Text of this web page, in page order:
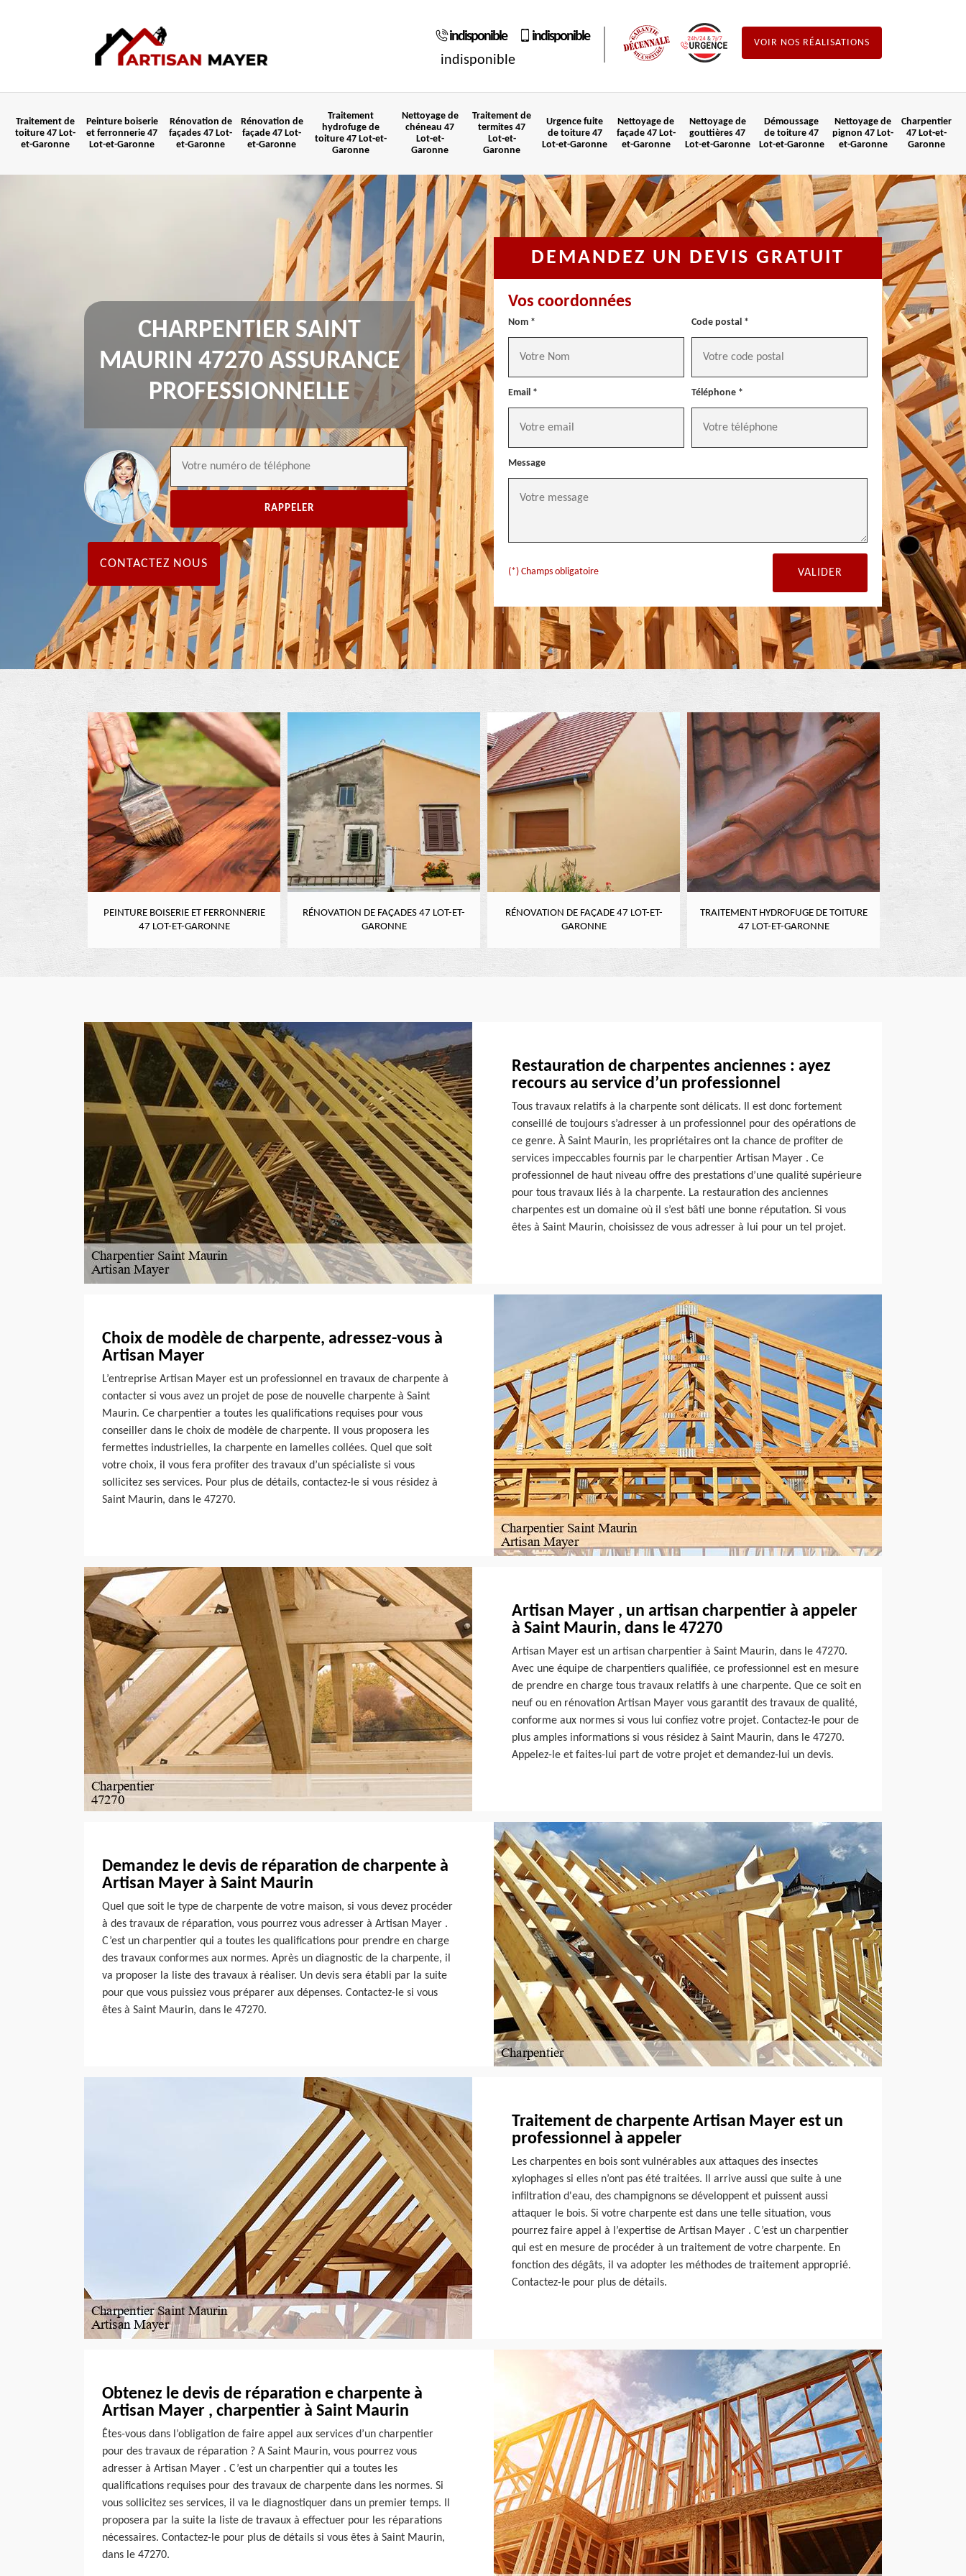
indisponible
indisponible
indisponible
VOIR NOS RÉALISATIONS
Traitement de
toiture 47 Lot-
et-Garonne
Peinture boiserie
et ferronnerie 47
Lot-et-Garonne
Rénovation de
façades 47 Lot-
et-Garonne
Rénovation de
façade 47 Lot-
et-Garonne
Traitement
hydrofuge de
toiture 47 Lot-et-
Garonne
Nettoyage de
chéneau 47
Lot-et-
Garonne
Traitement de
termites 47
Lot-et-
Garonne
Urgence fuite
de toiture 47
Lot-et-Garonne
Nettoyage de
façade 47 Lot-
et-Garonne
Nettoyage de
gouttières 47
Lot-et-Garonne
Démoussage
de toiture 47
Lot-et-Garonne
Nettoyage de
pignon 47 Lot-
et-Garonne
Charpentier
47 Lot-et-
Garonne
CHARPENTIER SAINT
MAURIN 47270 ASSURANCE
PROFESSIONNELLE
CONTACTEZ NOUS
DEMANDEZ UN DEVIS GRATUIT
Vos coordonnées
Nom * Code postal *
Email * Téléphone *
Message
(*) Champs obligatoire
PEINTURE BOISERIE ET FERRONNERIE
47 LOT-ET-GARONNE
RÉNOVATION DE FAÇADES 47 LOT-ET-
GARONNE
RÉNOVATION DE FAÇADE 47 LOT-ET-
GARONNE
TRAITEMENT HYDROFUGE DE TOITURE
47 LOT-ET-GARONNE
Restauration de charpentes anciennes : ayez
recours au service d’un professionnel
Tous travaux relatifs à la charpente sont délicats. Il est donc fortement
conseillé de toujours s’adresser à un professionnel pour des opérations de
ce genre. À Saint Maurin, les propriétaires ont la chance de profiter de
services impeccables fournis par le charpentier Artisan Mayer . Ce
professionnel de haut niveau offre des prestations d’une qualité supérieure
pour tous travaux liés à la charpente. La restauration des anciennes
charpentes est un domaine où il s’est bâti une bonne réputation. Si vous
êtes à Saint Maurin, choisissez de vous adresser à lui pour un tel projet.
Choix de modèle de charpente, adressez-vous à
Artisan Mayer
L’entreprise Artisan Mayer est un professionnel en travaux de charpente à
contacter si vous avez un projet de pose de nouvelle charpente à Saint
Maurin. Ce charpentier a toutes les qualifications requises pour vous
conseiller dans le choix de modèle de charpente. Il vous proposera les
fermettes industrielles, la charpente en lamelles collées. Quel que soit
votre choix, il vous fera profiter des travaux d’un spécialiste si vous
sollicitez ses services. Pour plus de détails, contactez-le si vous résidez à
Saint Maurin, dans le 47270.
Artisan Mayer , un artisan charpentier à appeler
à Saint Maurin, dans le 47270
Artisan Mayer est un artisan charpentier à Saint Maurin, dans le 47270.
Avec une équipe de charpentiers qualifiée, ce professionnel est en mesure
de prendre en charge tous travaux relatifs à une charpente. Que ce soit en
neuf ou en rénovation Artisan Mayer vous garantit des travaux de qualité,
conforme aux normes si vous lui confiez votre projet. Contactez-le pour de
plus amples informations si vous résidez à Saint Maurin, dans le 47270.
Appelez-le et faites-lui part de votre projet et demandez-lui un devis.
Demandez le devis de réparation de charpente à
Artisan Mayer à Saint Maurin
Quel que soit le type de charpente de votre maison, si vous devez procéder
à des travaux de réparation, vous pourrez vous adresser à Artisan Mayer .
C’est un charpentier qui a toutes les qualifications pour prendre en charge
des travaux conformes aux normes. Après un diagnostic de la charpente, il
va proposer la liste des travaux à réaliser. Un devis sera établi par la suite
pour que vous puissiez vous préparer aux dépenses. Contactez-le si vous
êtes à Saint Maurin, dans le 47270.
Traitement de charpente Artisan Mayer est un
professionnel à appeler
Les charpentes en bois sont vulnérables aux attaques des insectes
xylophages si elles n’ont pas été traitées. Il arrive aussi que suite à une
infiltration d'eau, des champignons se développent et puissent aussi
attaquer le bois. Si votre charpente est dans une telle situation, vous
pourrez faire appel à l’expertise de Artisan Mayer . C’est un charpentier
qui est en mesure de procéder à un traitement de votre charpente. En
fonction des dégâts, il va adopter les méthodes de traitement approprié.
Contactez-le pour plus de détails.
Obtenez le devis de réparation e charpente à
Artisan Mayer , charpentier à Saint Maurin
Êtes-vous dans l’obligation de faire appel aux services d’un charpentier
pour des travaux de réparation ? A Saint Maurin, vous pourrez vous
adresser à Artisan Mayer . C’est un charpentier qui a toutes les
qualifications requises pour des travaux de charpente dans les normes. Si
vous sollicitez ses services, il va le diagnostiquer dans un premier temps. Il
proposera par la suite la liste de travaux à effectuer pour les réparations
nécessaires. Contactez-le pour plus de détails si vous êtes à Saint Maurin,
dans le 47270.